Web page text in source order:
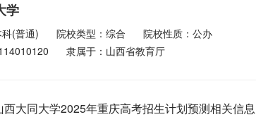
学
(普通) 院校类型：综合
院校性质：公办
隶属于：山西省教育厅
大同大学2025年重庆高考招生计划预测相关信